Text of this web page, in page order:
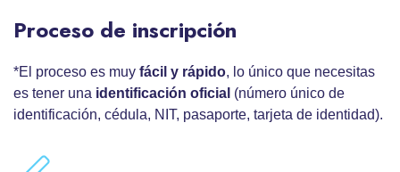
Proceso de inscripción
*El proceso es muy fácil y rápido, lo único que necesitas
es tener una identificación oficial (número único de
identificación, cédula, NIT, pasaporte, tarjeta de identidad).